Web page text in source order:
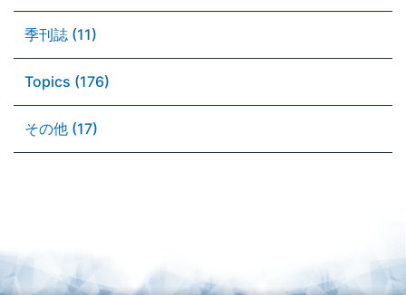
季刊誌 (11)
Topics (176)
その他 (17)